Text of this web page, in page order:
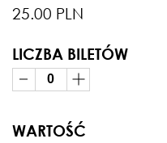
25.00 PLN
LICZBA BILETÓW
WARTOŚĆ